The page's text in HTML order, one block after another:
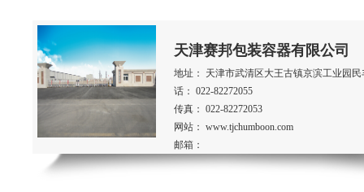
天津赛邦包装容器有限公司
地址： 天津市武清区大王古镇京滨工业园民
话： 022-82272055
传真： 022-82272053
网站： www.tjchumboon.com
邮箱：